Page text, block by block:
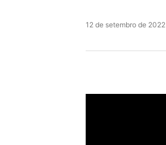
12 de setembro de 2022